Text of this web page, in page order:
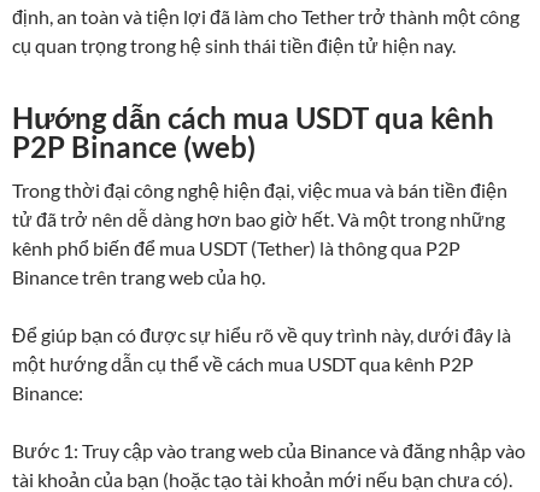
định, an toàn và tiện lợi đã làm cho Tether trở thành một công
cụ quan trọng trong hệ sinh thái tiền điện tử hiện nay.
Hướng dẫn cách mua USDT qua kênh
P2P Binance (web)
Trong thời đại công nghệ hiện đại, việc mua và bán tiền điện
tử đã trở nên dễ dàng hơn bao giờ hết. Và một trong những
kênh phổ biến để mua USDT (Tether) là thông qua P2P
Binance trên trang web của họ.
Để giúp bạn có được sự hiểu rõ về quy trình này, dưới đây là
một hướng dẫn cụ thể về cách mua USDT qua kênh P2P
Binance:
Bước 1: Truy cập vào trang web của Binance và đăng nhập vào
tài khoản của bạn (hoặc tạo tài khoản mới nếu bạn chưa có).